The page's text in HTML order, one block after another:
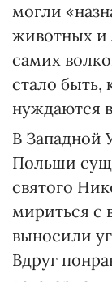
могли
животных и
самих
стало быть,
нуждаются
В Западной
Польши
святого
мириться с
выносили
Вдруг